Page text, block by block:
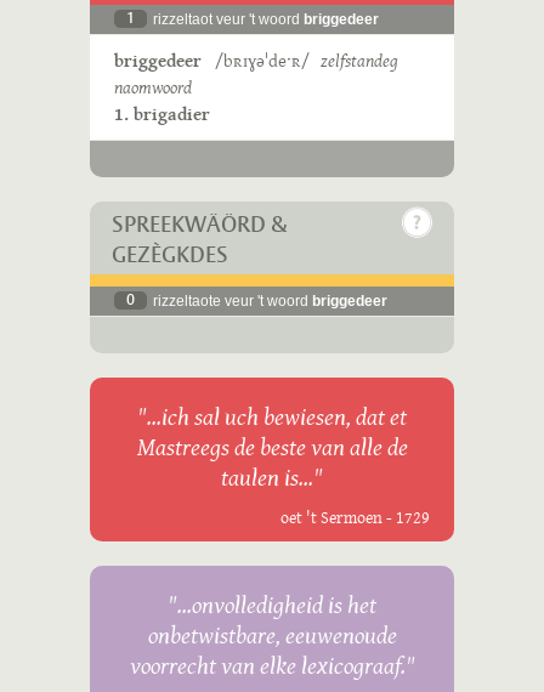
1 rizzeltaot veur 't woord briggedeer
briggedeer /bʀɪɣəˈdeˑʀ/ zelfstandeg
naomwoord
1. brigadier
SPREEKWÄÖRD &
GEZÈGKDES
0 rizzeltaote veur 't woord briggedeer
"...ich sal uch bewiesen, dat et
Mastreegs de beste van alle de
taulen is..."
oet 't Sermoen - 1729
"...onvolledigheid is het
onbetwistbare, eeuwenoude
voorrecht van elke lexicograaf."